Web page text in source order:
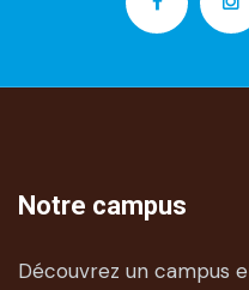
Notre campus
Découvrez un campus